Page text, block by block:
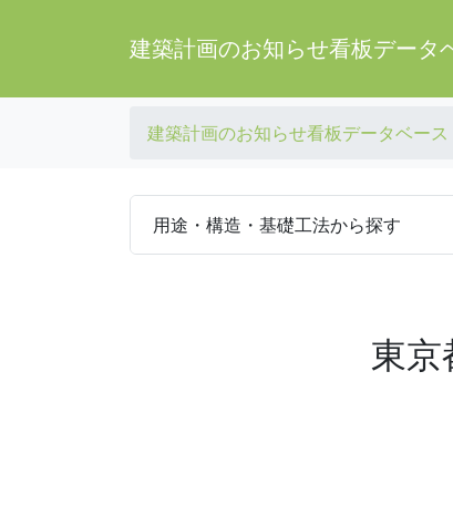
建築計画のお知らせ看板データ
建築計画のお知らせ看板データベース
用途・構造・基礎工法から探す
東京